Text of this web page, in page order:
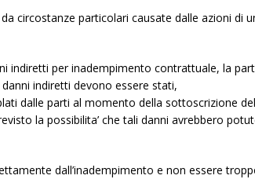
circostanze particolari causate dalle azioni di
indiretti per inadempimento contrattuale, la
indiretti devono essere stati,
dalle parti al momento della sottoscrizione del
la possibilita’ che tali danni avrebbero
dall’inadempimento e non essere